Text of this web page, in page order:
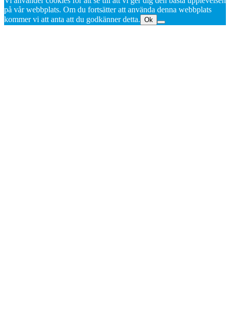
på vår webbplats. Om du fortsätter att använda denna webbplats
kommer vi att anta att du godkänner detta. Ok